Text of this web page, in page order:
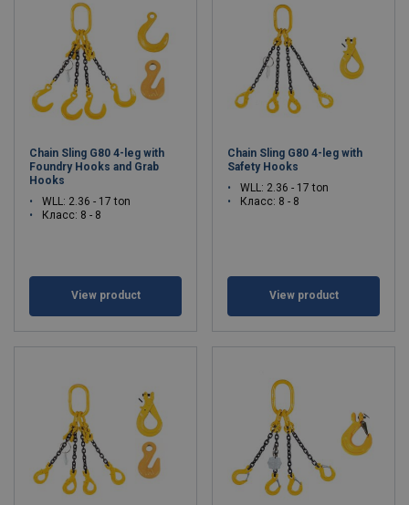
Chain Sling G80 4-leg with
Foundry Hooks and Grab
Hooks
WLL: 2.36 - 17 ton
Класс: 8 - 8
View product
Chain Sling G80 4-leg with
Safety Hooks
WLL: 2.36 - 17 ton
Класс: 8 - 8
View product